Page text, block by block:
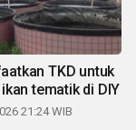
TKD untuk
tematik di DIY
21:24 WIB